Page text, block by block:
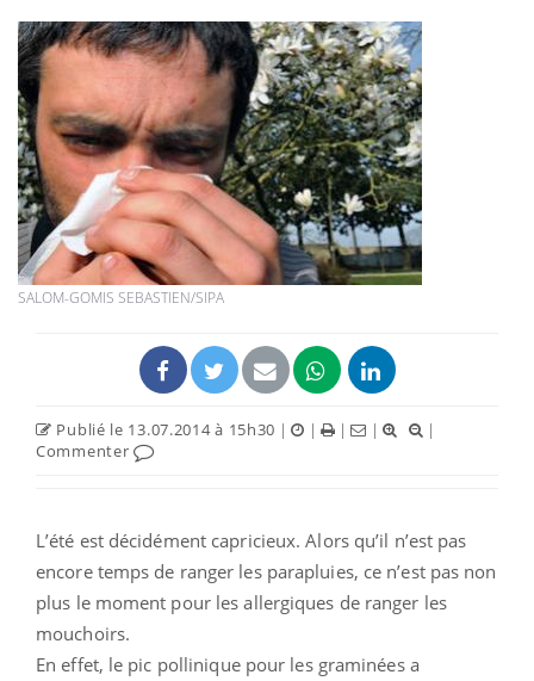
SALOM-GOMIS SEBASTIEN/SIPA
Publié le 13.07.2014 à 15h30 | | | |
|
Commenter
L’été est décidément capricieux. Alors qu’il n’est pas
encore temps de ranger les parapluies, ce n’est pas non
plus le moment pour les allergiques de ranger les
mouchoirs.
En effet, le pic pollinique pour les graminées a